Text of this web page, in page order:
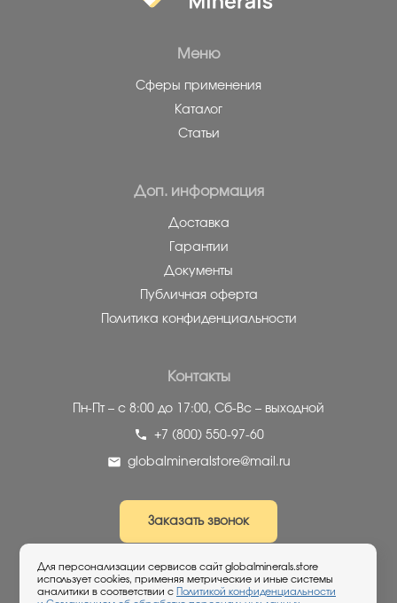
Для персонализации сервисов сайт globalminerals.store
использует cookies, применяя метрические и иные системы
аналитики в соответствии с
Политикой конфиденциальности
Меню
Сферы применения
Каталог
Статьи
Доп. информация
Доставка
Гарантии
Документы
Публичная оферта
Политика конфиденциальности
Контакты
Пн-Пт – с 8:00 до 17:00, Сб-Вс – выходной
+7 (800) 550-97-60
globalmineralstore@mail.ru
Заказать звонок
Если вы не нашли на сайте нужный минерал -
просто отправьте заявку, мы постараемся вам